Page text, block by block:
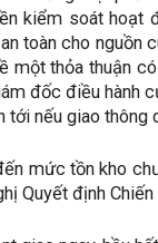
kiểm soát hoạt
toàn cho nguồn
một thỏa thuận
đốc điều hành
tới nếu giao
mức tồn kho
Quyết định